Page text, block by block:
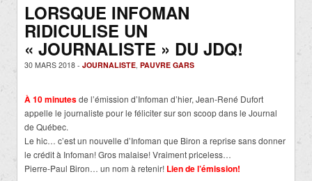
LORSQUE INFOMAN
RIDICULISE UN
« JOURNALISTE » DU JDQ!
30 MARS 2018 - JOURNALISTE, PAUVRE GARS
À 10 minutesde l’émission d’Infoman d’hier, Jean-René Dufort
appelle le journaliste pour le féliciter sur son scoop dans le Journal
de Québec.
Le hic… c’est un nouvelle d’Infoman que Biron a reprise sans donner
le crédit à Infoman! Gros malaise! Vraiment priceless…
Pierre-Paul Biron… un nom à retenir! Lien de l’émission!